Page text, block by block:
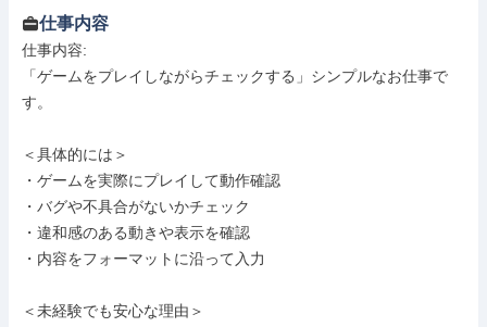
仕事内容
仕事内容:
「ゲームをプレイしながらチェックする」シンプルなお仕事で
す。
＜具体的には＞
・ゲームを実際にプレイして動作確認
・バグや不具合がないかチェック
・違和感のある動きや表示を確認
・内容をフォーマットに沿って入力
＜未経験でも安心な理由＞